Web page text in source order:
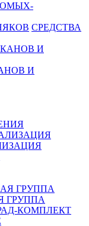
СРЕДСТВА
И
ГРУППА
КОМПЛЕКТ